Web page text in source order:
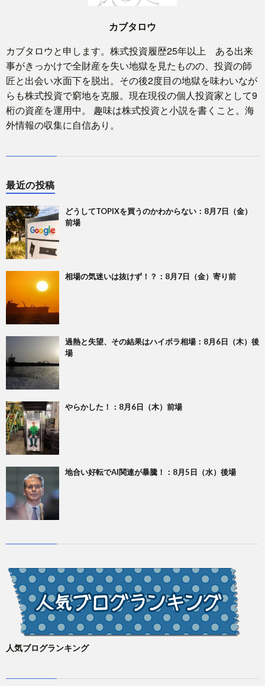
カブタロウ
カブタロウと申します。株式投資履歴25年以上 ある出来
事がきっかけで全財産を失い地獄を見たものの、投資の師
匠と出会い水面下を脱出。その後2度目の地獄を味わいなが
らも株式投資で窮地を克服。現在現役の個人投資家として9
桁の資産を運用中。 趣味は株式投資と小説を書くこと。海
外情報の収集に自信あり。
最近の投稿
どうしてTOPIXを買うのかわからない：8月7日（金）
前場
相場の気迷いは抜けず！？：8月7日（金）寄り前
過熱と失望、その結果はハイボラ相場：8月6日（木）後
場
やらかした！：8月6日（木）前場
地合い好転でAI関連が暴騰！：8月5日（水）後場
人気ブログランキング